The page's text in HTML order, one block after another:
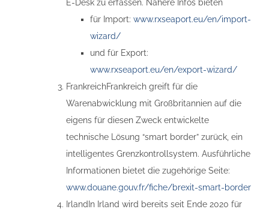
E-Desk zu erfassen. Nähere Infos bieten
für Import: www.rxseaport.eu/en/import-
wizard/
und für Export:
www.rxseaport.eu/en/export-wizard/
FrankreichFrankreich greift für die
Warenabwicklung mit Großbritannien auf die
eigens für diesen Zweck entwickelte
technische Lösung “smart border” zurück, ein
intelligentes Grenzkontrollsystem. Ausführliche
Informationen bietet die zugehörige Seite:
www.douane.gouv.fr/fiche/brexit-smart-border
IrlandIn Irland wird bereits seit Ende 2020 für